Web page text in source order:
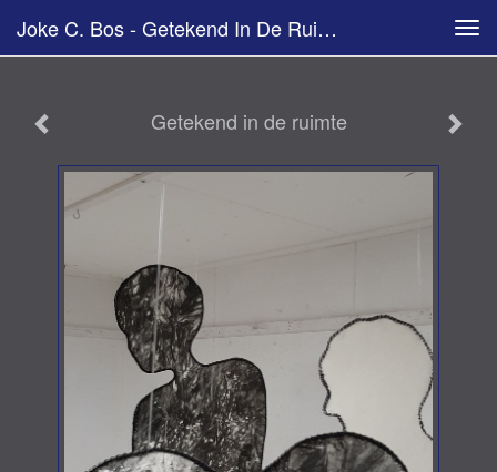
Joke C. Bos - Getekend In De Ruimte
Getekend in de ruimte